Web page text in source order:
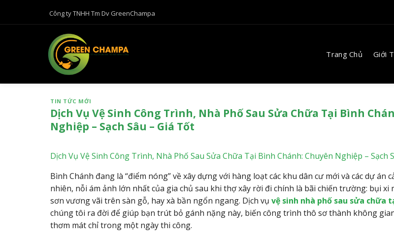
Công ty TNHH Tm Dv GreenChampa
Trang Chủ Giới
TIN TỨC MỚI
Dịch Vụ Vệ Sinh Công Trình, Nhà Phố Sau Sửa Chữa Tại Bình
Nghiệp – Sạch Sâu – Giá Tốt
Dịch Vụ Vệ Sinh Công Trình, Nhà Phố Sau Sửa Chữa Tại Bình Chánh: Chuyên Nghiệp – Sạch
Bình Chánh đang là “điểm nóng” về xây dựng với hàng loạt các khu dân cư mới và các dự án
nhiên, nỗi ám ảnh lớn nhất của gia chủ sau khi thợ xây rời đi chính là bãi chiến trường: bụi xi
sơn vương vãi trên sàn gỗ, hay xà bần ngổn ngang. Dịch vụ vệ sinh nhà phố sau sửa chữa
chúng tôi ra đời để giúp bạn trút bỏ gánh nặng này, biến công trình thô sơ thành không
thơm mát chỉ trong một ngày thi công.